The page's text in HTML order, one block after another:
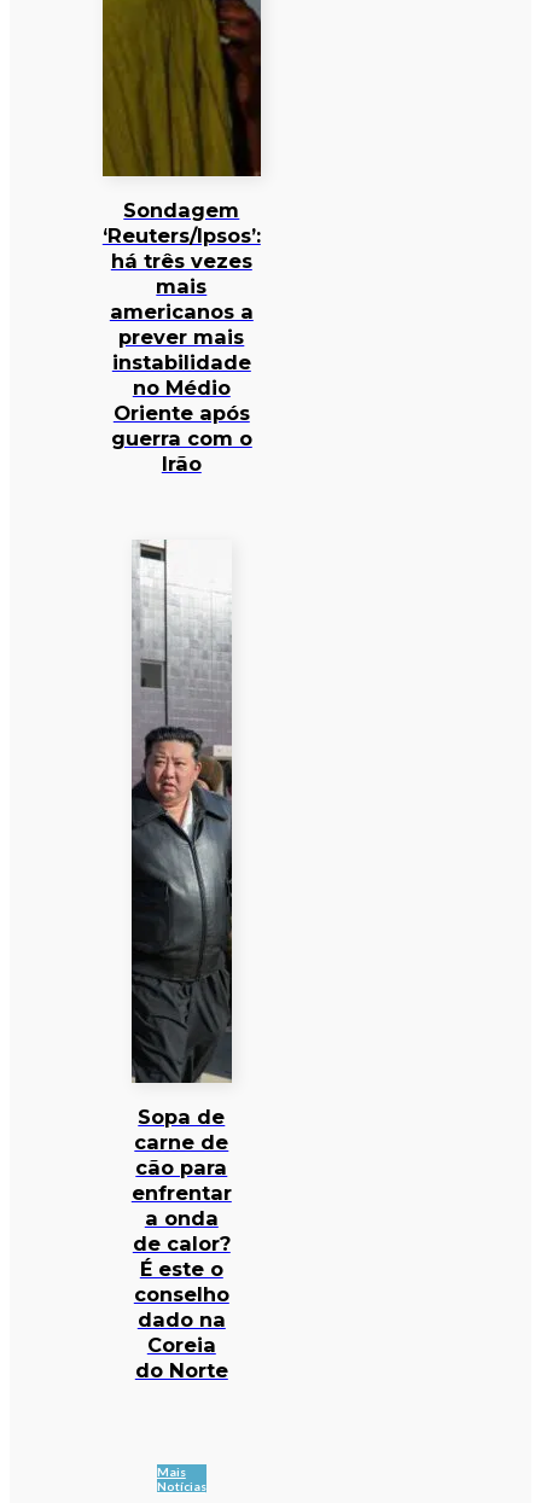
Sondagem
‘Reuters/Ipsos’:
há três vezes
mais
americanos a
prever mais
instabilidade
no Médio
Oriente após
guerra com o
Irão
Sopa de
carne de
cão para
enfrentar
a onda
de calor?
É este o
conselho
dado na
Coreia
do Norte
Mais
Notícias